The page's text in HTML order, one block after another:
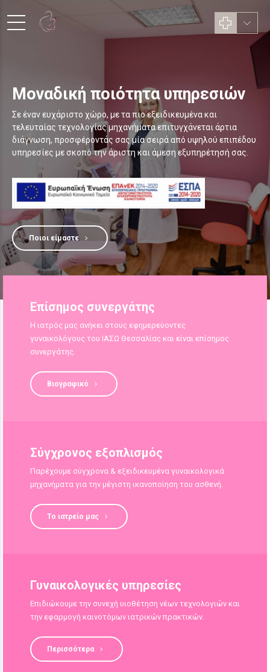
Μοναδική ποιότητα υπηρεσιών
Σε έναν ευχάριστο χώρο, με τα πιο εξειδικευμένα και
τελευταίας τεχνολογίας μηχανήματα επιτυγχάνεται άρτια
διάγνωση, προσφέροντάς σας μία σειρά από υψηλού επιπέδου
υπηρεσίες με σκοπό την άριστη και άμεση εξυπηρέτησή σας.
Ποιοι είμαστε
Επίσημος συνεργάτης
Η ιατρός μας ανήκει στους εφημερεύοντες
γυναικολόγους του ΙΑΣΩ Θεσσαλίας και είναι επίσημος
συνεργάτης.
Βιογραφικό
Σύγχρονος εξοπλισμός
Παρέχουμε σύγχρονα & εξειδικευμένα γυναικολογικά
μηχανήματα για την μέγιστη ικανοποίηση του ασθενή.
Το ιατρείο μας
Γυναικολογικές υπηρεσίες
Επιδιώκουμε την συνεχή υιοθέτηση νέων τεχνολογιών και
την εφαρμογή καινοτόμων ιατρικών πρακτικών.
Περισσότερα